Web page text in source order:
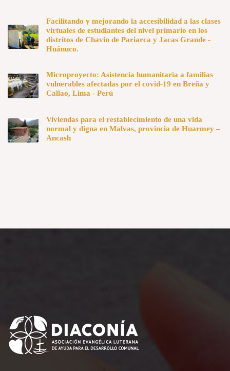
Facilitando y mejorando la accesibilidad a las clases
virtuales de estudiantes del nivel primario en los
distritos de Chavin de Pariarca y Jacas Grande -
Huánuco.
Microproyecto: Asistencia humanitaria a familias
vulnerables afectadas por el covid-19 en Breña y
Callao, Lima - Perú
Viviendas para el restablecimiento de una vida
normal y digna en Malvas, provincia de Huarmey –
Ancash